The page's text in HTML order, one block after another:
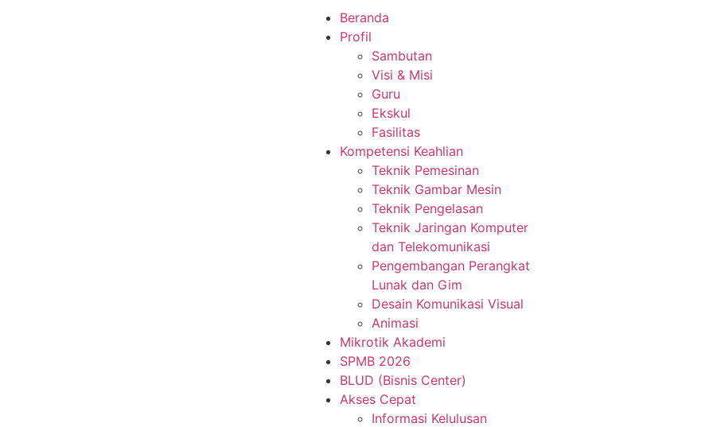
Beranda
Profil
Sambutan
Visi & Misi
Guru
Ekskul
Fasilitas
Kompetensi Keahlian
Teknik Pemesinan
Teknik Gambar Mesin
Teknik Pengelasan
Teknik Jaringan Komputer
dan Telekomunikasi
Pengembangan Perangkat
Lunak dan Gim
Desain Komunikasi Visual
Animasi
Mikrotik Akademi
SPMB 2026
BLUD (Bisnis Center)
Akses Cepat
Informasi Kelulusan